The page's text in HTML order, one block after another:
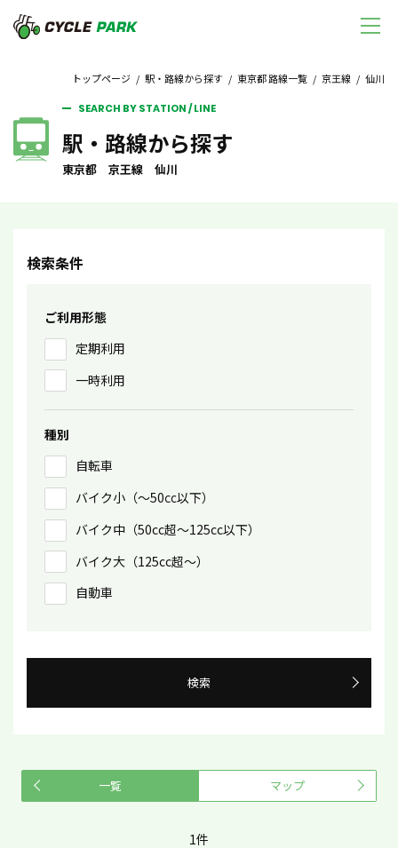
トップページ / 駅・路線から探す / 東京都 路線一覧 / 京王線 / 仙川
SEARCH BY STATION / LINE
駅・路線から探す
東京都 京王線 仙川
検索条件
ご利用形態
定期利用
一時利用
種別
自転車
バイク小（〜50㏄以下）
バイク中（50cc超〜125cc以下）
バイク大（125cc超〜）
自動車
検索
一覧 マップ
1件